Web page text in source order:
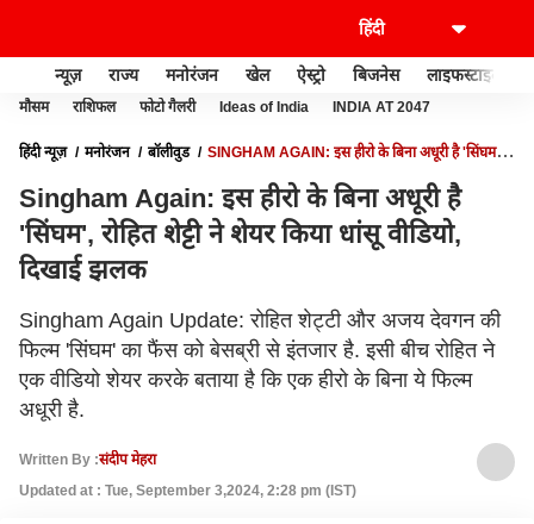
न्यूज़ राज्य मनोरंजन खेल ऐस्ट्रो बिजनेस लाइफस्टाइल
मौसम राशिफल फोटो गैलरी Ideas of India INDIA AT 2047
हिंदी न्यूज़ मनोरंजन बॉलीवुड
SINGHAM AGAIN: इस हीरो के बिना अधूरी है 'सिंघम',
Singham Again: इस हीरो के बिना अधूरी है
'सिंघम', रोहित शेट्टी ने शेयर किया धांसू वीडियो,
दिखाई झलक
Singham Again Update: रोहित शेट्टी और अजय देवगन की
फिल्म 'सिंघम' का फैंस को बेसब्री से इंतजार है. इसी बीच रोहित ने
एक वीडियो शेयर करके बताया है कि एक हीरो के बिना ये फिल्म
अधूरी है.
Written By :संदीप मेहरा
Updated at : Tue, September 3,2024, 2:28 pm (IST)